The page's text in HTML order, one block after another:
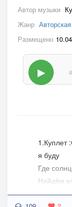
Автор музыки
Жанр Авторская
Размещено
▶
1.Куплет
я буду
Где
Найдём
Люби